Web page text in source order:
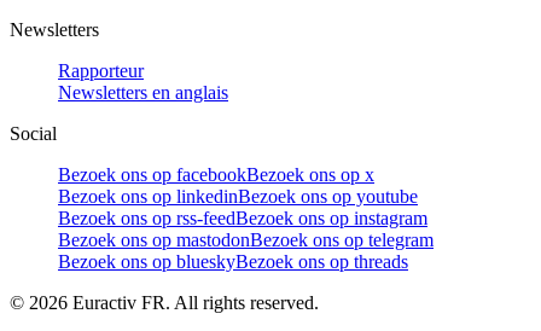
Newsletters
Rapporteur
Newsletters en anglais
Social
Bezoek ons op facebookBezoek ons op x
Bezoek ons op linkedinBezoek ons op youtube
Bezoek ons op rss-feedBezoek ons op instagram
Bezoek ons op mastodonBezoek ons op telegram
Bezoek ons op blueskyBezoek ons op threads
© 2026 Euractiv FR. All rights reserved.